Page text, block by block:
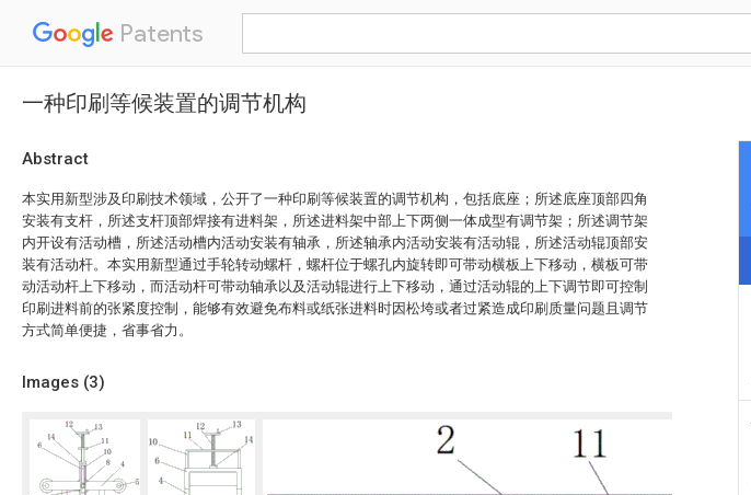
Patents
一种印刷等候装置的调节机构
Abstract
本实用新型涉及印刷技术领域，公开了一种印刷等候装置的调节机构，包括底座；所述底座顶部四角
安装有支杆，所述支杆顶部焊接有进料架，所述进料架中部上下两侧一体成型有调节架；所述调节架
内开设有活动槽，所述活动槽内活动安装有轴承，所述轴承内活动安装有活动辊，所述活动辊顶部安
装有活动杆。本实用新型通过手轮转动螺杆，螺杆位于螺孔内旋转即可带动横板上下移动，横板可带
动活动杆上下移动，而活动杆可带动轴承以及活动辊进行上下移动，通过活动辊的上下调节即可控制
印刷进料前的张紧度控制，能够有效避免布料或纸张进料时因松垮或者过紧造成印刷质量问题且调节
方式简单便捷，省事省力。
Images (3)